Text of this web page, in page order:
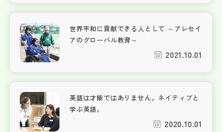
世界平和に貢献できる人として ～アレセイ
アのグローバル教育～
2021.10.01
英語は才能ではありません。ネイティブと
学ぶ英語。
2020.10.01